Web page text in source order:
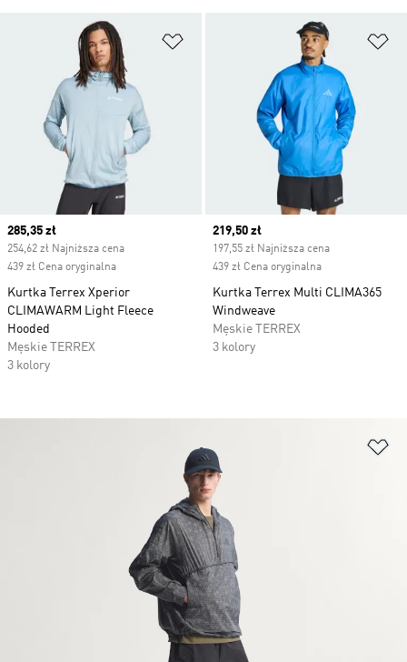
Dodaj do listy życzeń
Current price
285,35 zł
254,62 zł Najniższa cena
439 zł Cena oryginalna
Kurtka Terrex Xperior
CLIMAWARM Light Fleece
Hooded
Męskie TERREX
3 kolory
Current price
219,50 zł
197,55 zł Najniższa cena
439 zł Cena oryginalna
Kurtka Terrex Multi CLIMA365
Windweave
Męskie TERREX
3 kolory